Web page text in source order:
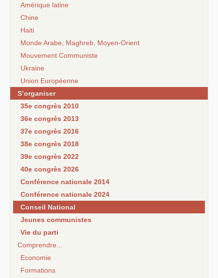
Amérique latine
Chine
Haiti
Monde Arabe, Maghreb, Moyen-Orient
Mouvement Communiste
Ukraine
Union Européenne
S’organiser
35e congrès 2010
36e congrès 2013
37e congrès 2016
38e congrès 2018
39e congrès 2022
40e congrès 2026
Conférence nationale 2014
Conférence nationale 2024
Conseil National
Jeunes communistes
Vie du parti
Comprendre...
Economie
Formations